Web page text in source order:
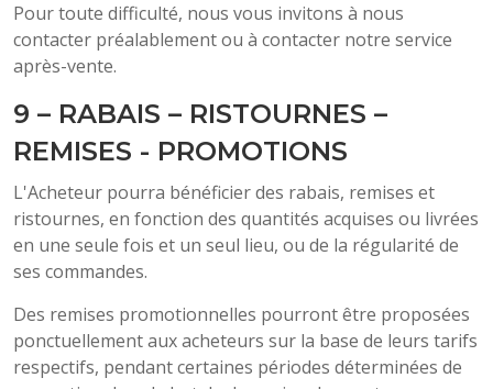
Pour toute difficulté, nous vous invitons à nous
contacter préalablement ou à contacter notre service
après-vente.
9 – RABAIS – RISTOURNES –
REMISES - PROMOTIONS
L'Acheteur pourra bénéficier des rabais, remises et
ristournes, en fonction des quantités acquises ou livrées
en une seule fois et un seul lieu, ou de la régularité de
ses commandes.
Des remises promotionnelles pourront être proposées
ponctuellement aux acheteurs sur la base de leurs tarifs
respectifs, pendant certaines périodes déterminées de